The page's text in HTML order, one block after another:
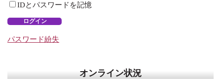
IDとパスワードを記憶
ログイン
パスワード紛失
オンライン状況